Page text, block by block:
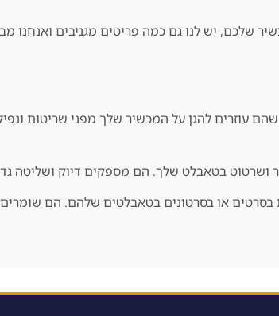
שלכם, יש לנו גם כמה פריטים מגניבים
עוזרים להגן על המכשיר שלך מפני שריטות
ושרטוט בטאבלט שלך. הם מספקים דיוק ושליטה
או בסרטונים בטאבלטים שלהם. הם